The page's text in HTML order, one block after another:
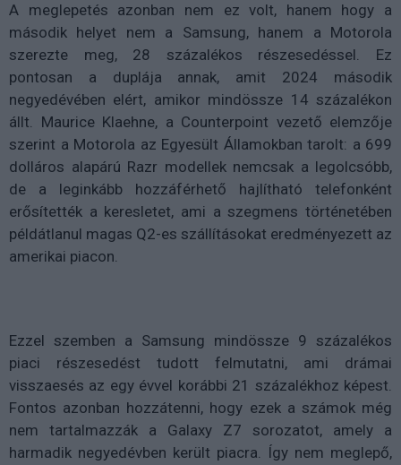
A meglepetés azonban nem ez volt, hanem hogy a
második helyet nem a Samsung, hanem a Motorola
szerezte meg, 28 százalékos részesedéssel. Ez
pontosan a duplája annak, amit 2024 második
negyedévében elért, amikor mindössze 14 százalékon
állt. Maurice Klaehne, a Counterpoint vezető elemzője
szerint a Motorola az Egyesült Államokban tarolt: a 699
dolláros alapárú Razr modellek nemcsak a legolcsóbb,
de a leginkább hozzáférhető hajlítható telefonként
erősítették a keresletet, ami a szegmens történetében
példátlanul magas Q2-es szállításokat eredményezett az
amerikai piacon.
Ezzel szemben a Samsung mindössze 9 százalékos
piaci részesedést tudott felmutatni, ami drámai
visszaesés az egy évvel korábbi 21 százalékhoz képest.
Fontos azonban hozzátenni, hogy ezek a számok még
nem tartalmazzák a Galaxy Z7 sorozatot, amely a
harmadik negyedévben került piacra. Így nem meglepő,